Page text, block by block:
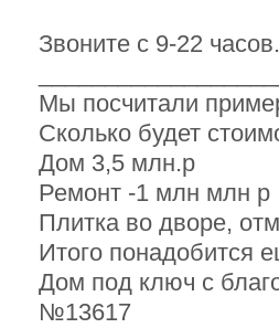
Звоните с 9-22 часов.
Мы посчитали
Сколько будет
Дом 3,5 млн.р
Ремонт -1 млн млн р
Плитка во дворе,
Итого понадобится
Дом под ключ с
№13617